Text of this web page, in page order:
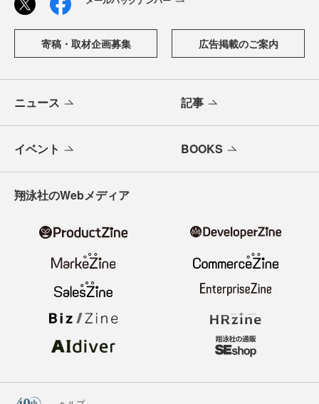
からAI活用、キャリアまで、ソフトウェア開発にかかわる
すべての人の学びと成長を支える最新情報と実践知をお届
ニュース 記事
イベント BOOKS